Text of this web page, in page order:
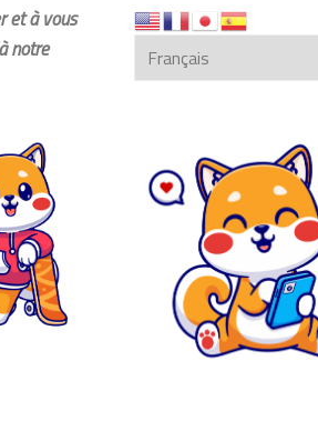
et à vous
notre